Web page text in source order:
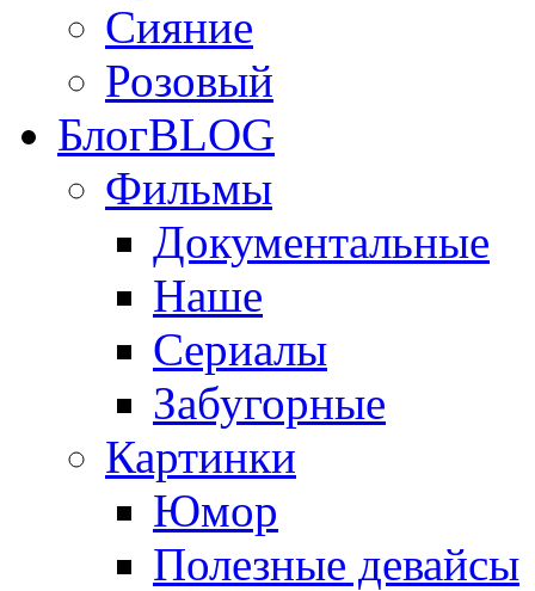
Сияние
Розовый
БлогBLOG
Фильмы
Документальные
Наше
Сериалы
Забугорные
Картинки
Юмор
Полезные девайсы